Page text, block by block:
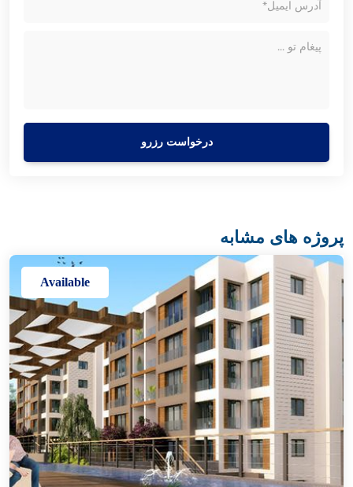
درخواست رزرو
پروژه های مشابه
Available